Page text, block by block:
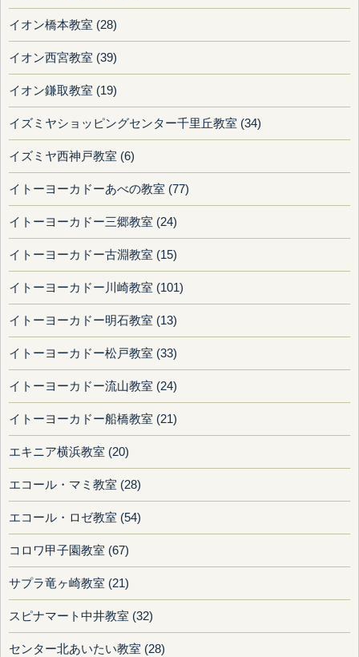
イオン橋本教室 (28)
イオン西宮教室 (39)
イオン鎌取教室 (19)
イズミヤショッピングセンター千里丘教室 (34)
イズミヤ西神戸教室 (6)
イトーヨーカドーあべの教室 (77)
イトーヨーカドー三郷教室 (24)
イトーヨーカドー古淵教室 (15)
イトーヨーカドー川崎教室 (101)
イトーヨーカドー明石教室 (13)
イトーヨーカドー松戸教室 (33)
イトーヨーカドー流山教室 (24)
イトーヨーカドー船橋教室 (21)
エキニア横浜教室 (20)
エコール・マミ教室 (28)
エコール・ロゼ教室 (54)
コロワ甲子園教室 (67)
サプラ竜ヶ崎教室 (21)
スピナマート中井教室 (32)
センター北あいたい教室 (28)